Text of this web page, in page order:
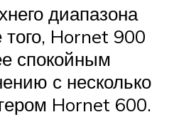
диапазона
Hornet 900
спокойным
с несколько
Hornet 600.